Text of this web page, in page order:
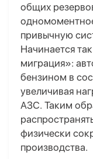
общих
привычную
Начинается
миграция»:
бензином в
увеличивая
АЗС. Таким
физически
производства.